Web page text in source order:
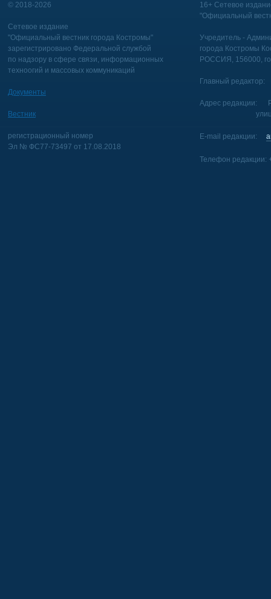
© 2018-2026
Сетевое издание
"Официальный вестник города Костромы"
зарегистрировано Федеральной службой
по надзору в сфере связи, информационных
техноогий и массовых коммуникаций
Документы
Вестник
регистрационный номер
Эл № ФС77-73497 от 17.08.2018
16+ Сетевое
"Официальный
Учредитель -
города Костромы
РОССИЯ, 156000,
Главный редактор:
Адрес редакции:
улица
E-mail редакции:
Телефон редакции: